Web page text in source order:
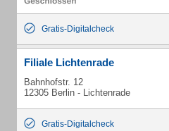
Gratis-Digitalcheck
Filiale Lichtenrade
Bahnhofstr. 12
12305 Berlin - Lichtenrade
Gratis-Digitalcheck